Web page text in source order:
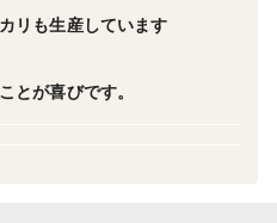
なります。（箱詰めではご
リも生産しています
とが喜びです。